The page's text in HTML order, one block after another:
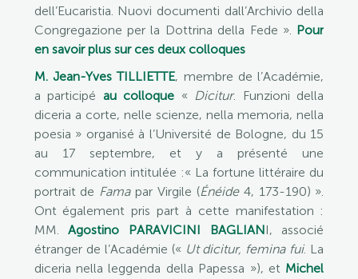
dell’Eucaristia. Nuovi documenti dall’Archivio della
Congregazione per la Dottrina della Fede ». Pour
en savoir plus sur ces deux colloques
M. Jean-Yves TILLIETTE, membre de l’Académie,
a participé au colloque « Dicitur. Funzioni della
diceria a corte, nelle scienze, nella memoria, nella
poesia » organisé à l’Université de Bologne, du 15
au 17 septembre, et y a présenté une
communication intitulée :« La fortune littéraire du
portrait de Famapar Virgile (Énéide4, 173-190) ».
Ont également pris part à cette manifestation :
MM.Agostino PARAVICINI BAGLIANI, associé
étranger de l’Académie (« Ut dicitur, femina fui. La
diceria nella leggenda della Papessa »), et Michel